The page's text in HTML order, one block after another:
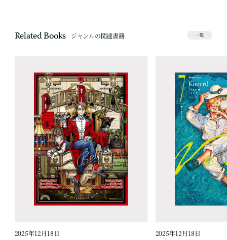
Related Books ジャンルの関連書籍 一覧
2025年12月18日 2025年12月18日